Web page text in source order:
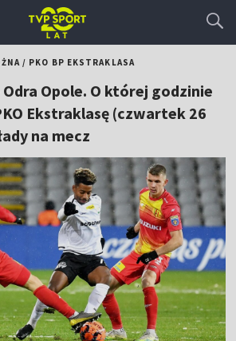
/ PKO BP EKSTRAKLASA
Opole. O której godzinie
Ekstraklasę (czwartek 26
na mecz